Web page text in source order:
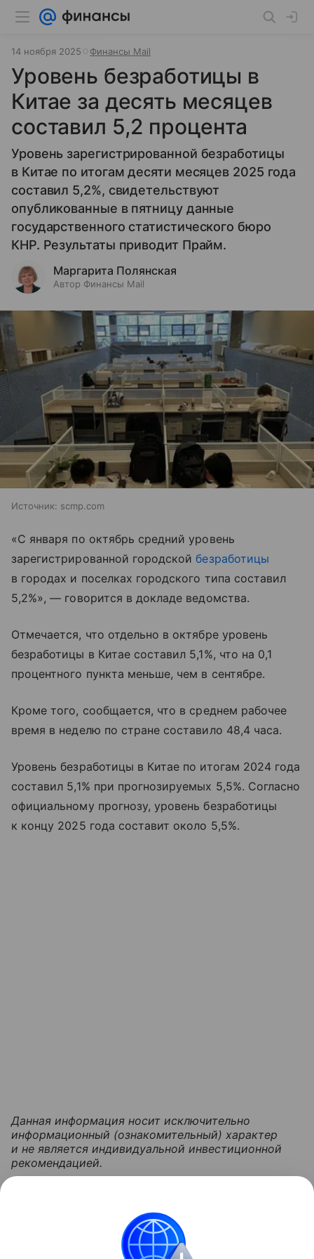
14 ноября 2025 Финансы Mail
Уровень безработицы в
Китае за десять месяцев
составил 5,2 процента
Уровень зарегистрированной безработицы
в Китае по итогам десяти месяцев 2025 года
составил 5,2%, свидетельствуют
опубликованные в пятницу данные
государственного статистического бюро
КНР. Результаты приводит Прайм.
Маргарита Полянская
Автор Финансы Mail
Источник: scmp.com
«С января по октябрь средний уровень
зарегистрированной городскойбезработицы
в городах и поселках городского типа составил
5,2%», — говорится в докладе ведомства.
Отмечается, что отдельно в октябре уровень
безработицы в Китае составил 5,1%, что на 0,1
процентного пункта меньше, чем в сентябре.
Кроме того, сообщается, что в среднем рабочее
время в неделю по стране составило 48,4 часа.
Уровень безработицы в Китае по итогам 2024 года
составил 5,1% при прогнозируемых 5,5%. Согласно
официальному прогнозу, уровень безработицы
к концу 2025 года составит около 5,5%.
Данная информация носит исключительно
информационный (ознакомительный) характер
и не является индивидуальной инвестиционной
рекомендацией.
Безработица: 5 видов
В статье рассмотрим факторы, влияющие на
уровень безработицы, а также экономические и